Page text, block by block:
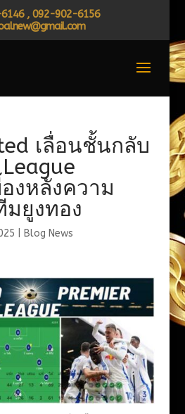
, 092-902-6156
เลื่อนชั้นกลับ
งหลังความ
มยูงทอง​
Blog News